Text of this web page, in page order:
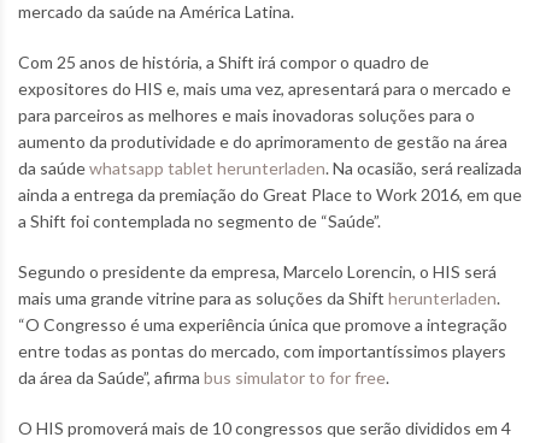
mercado da saúde na América Latina.
Com 25 anos de história, a Shift irá compor o quadro de
expositores do HIS e, mais uma vez, apresentará para o mercado e
para parceiros as melhores e mais inovadoras soluções para o
aumento da produtividade e do aprimoramento de gestão na área
da saúdewhatsapp tablet herunterladen. Na ocasião, será realizada
ainda a entrega da premiação do Great Place to Work 2016, em que
a Shift foi contemplada no segmento de “Saúde”.
Segundo o presidente da empresa, Marcelo Lorencin, o HIS será
mais uma grande vitrine para as soluções da Shift herunterladen.
“O Congresso é uma experiência única que promove a integração
entre todas as pontas do mercado, com importantíssimos players
da área da Saúde”, afirma bus simulator to for free.
O HIS promoverá mais de 10 congressos que serão divididos em 4